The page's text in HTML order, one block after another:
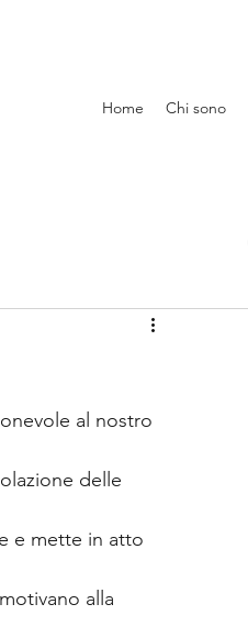
Home Chi sono
delle